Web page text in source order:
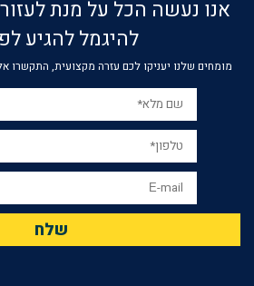
אנו נעשה הכל על מנת
להיגמל להגיע
מומחים שלנו יעניקו לכם עזרה מקצועית, התקשרו